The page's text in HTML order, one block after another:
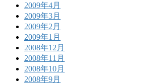
2009年4月
2009年3月
2009年2月
2009年1月
2008年12月
2008年11月
2008年10月
2008年9月